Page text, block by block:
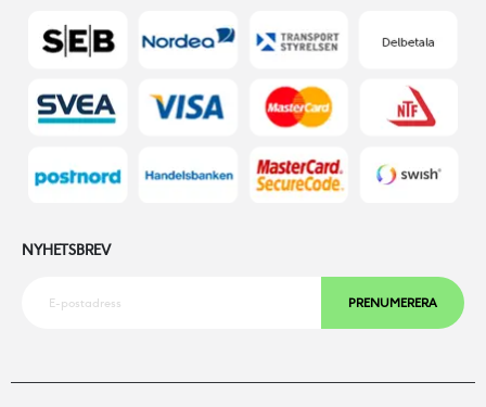
NYHETSBREV
PRENUMERERA